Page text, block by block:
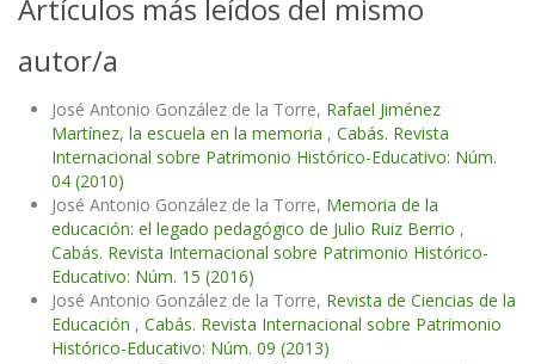
Artículos más leídos del mismo
autor/a
José Antonio González de la Torre, Rafael Jiménez
Martínez, la escuela en la memoria , Cabás. Revista
Internacional sobre Patrimonio Histórico-Educativo: Núm.
04 (2010)
José Antonio González de la Torre, Memoria de la
educación: el legado pedagógico de Julio Ruiz Berrio ,
Cabás. Revista Internacional sobre Patrimonio Histórico-
Educativo: Núm. 15 (2016)
José Antonio González de la Torre, Revista de Ciencias de la
Educación , Cabás. Revista Internacional sobre Patrimonio
Histórico-Educativo: Núm. 09 (2013)